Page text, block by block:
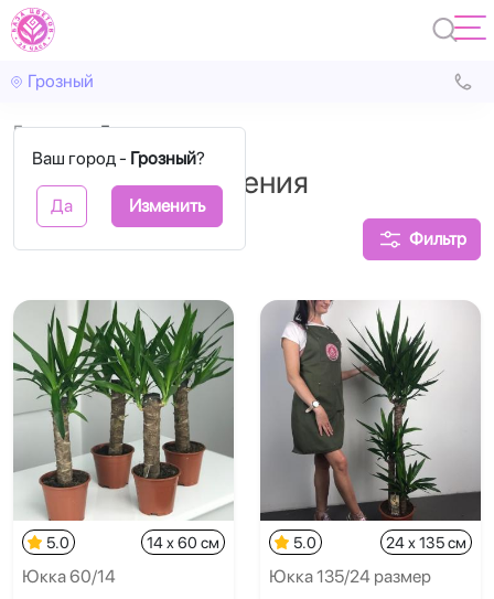
Грозный
Ваш город - Грозный?
Да Изменить
Главная Горшечные
Горшечные растения
Фильтр
5.0 14 x 60 см
Юкка 60/14
5.0 24 x 135 см
Юкка 135/24 размер